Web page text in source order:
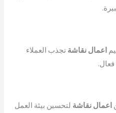
اعمال نقاشة تجذب العملاء
اعمال نقاشة لتحسين بيئة العمل